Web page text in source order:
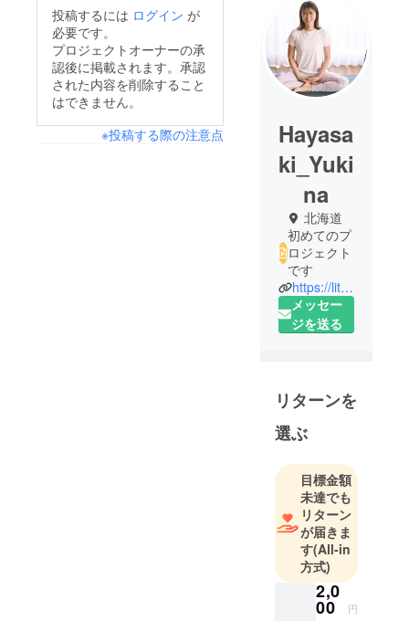
投稿するには ログイン が
必要です。
プロジェクトオーナーの承
認後に掲載されます。承認
された内容を削除すること
はできません。
※投稿する際の注意点
Hayasa
ki_Yuki
na
北海道
初めてのプ
ロジェクト
です
https://lit.link/musubiyoga22
メッセー
ジを送る
リターンを
選ぶ
目標金額
未達でも
リターン
が届きま
す(All-in
方式)
2,0
00 円